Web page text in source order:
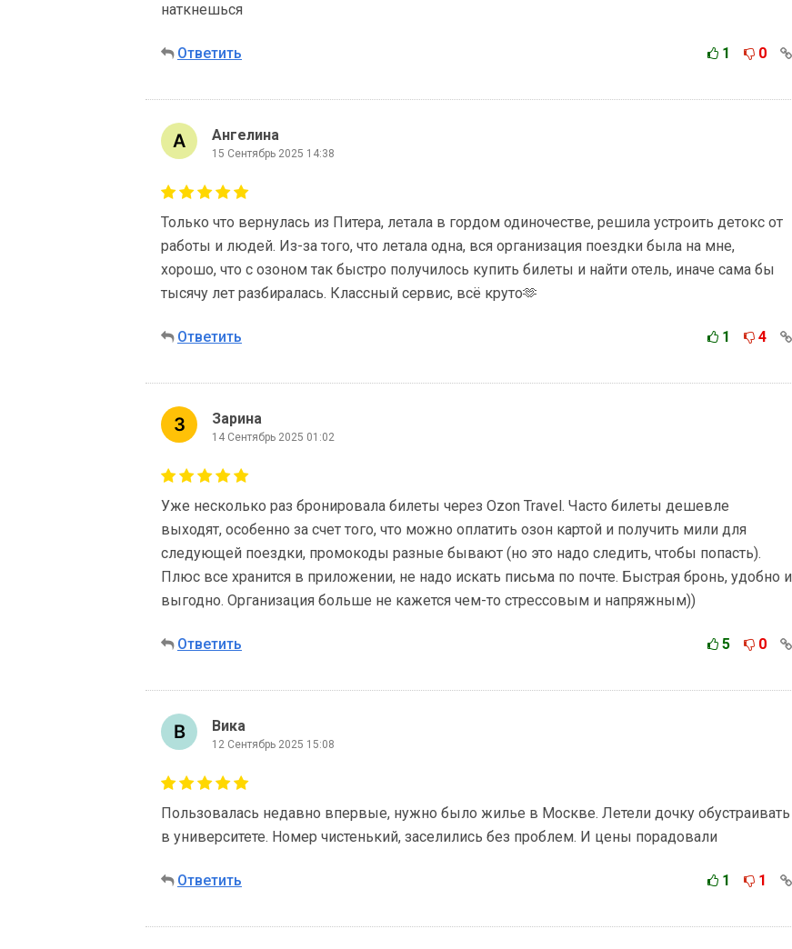
наткнешься
Ответить 1 0
Ангелина
15 Сентябрь 2025 14:38
Только что вернулась из Питера, летала в гордом одиночестве, решила устроить детокс от
работы и людей. Из-за того, что летала одна, вся организация поездки была на мне,
хорошо, что с озоном так быстро получилось купить билеты и найти отель, иначе сама бы
тысячу лет разбиралась. Классный сервис, всё круто🫶
Ответить 1 4
Зарина
14 Сентябрь 2025 01:02
Уже несколько раз бронировала билеты через Ozon Travel. Часто билеты дешевле
выходят, особенно за счет того, что можно оплатить озон картой и получить мили для
следующей поездки, промокоды разные бывают (но это надо следить, чтобы попасть).
Плюс все хранится в приложении, не надо искать письма по почте. Быстрая бронь, удобно и
выгодно. Организация больше не кажется чем-то стрессовым и напряжным))
Ответить 5 0
Вика
12 Сентябрь 2025 15:08
Пользовалась недавно впервые, нужно было жилье в Москве. Летели дочку обустраивать
в университете. Номер чистенький, заселились без проблем. И цены порадовали
Ответить 1 1